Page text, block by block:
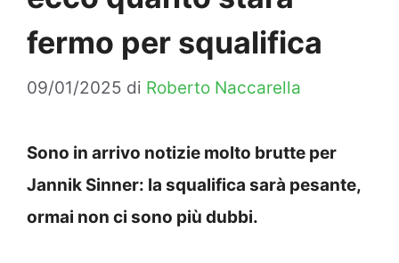
fermo per squalifica
09/01/2025 di Roberto Naccarella
Sono in arrivo notizie molto brutte per
Jannik Sinner: la squalifica sarà pesante,
ormai non ci sono più dubbi.